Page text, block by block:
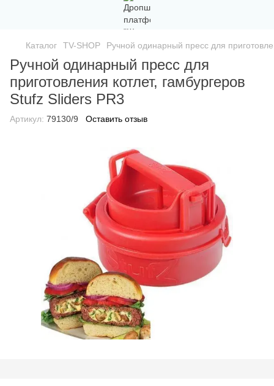
Каталог TV-SHOP Ручной одинарный пресс для
Ручной одинарный пресс для
приготовления котлет, гамбургеров
Stufz Sliders PR3
Артикул: 79130/9 Оставить отзыв